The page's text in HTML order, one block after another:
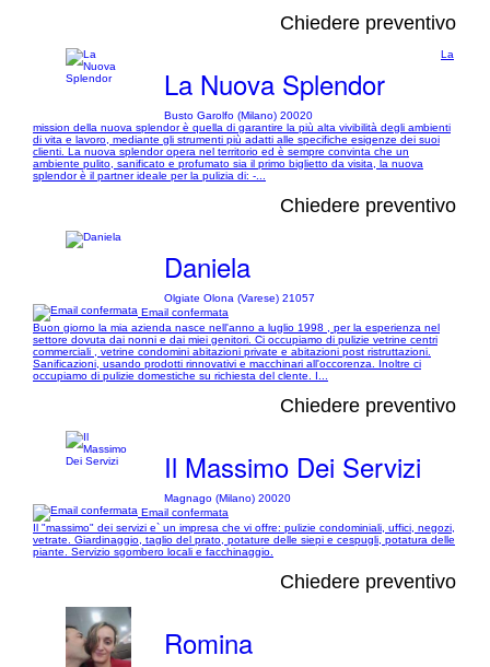
Chiedere preventivo
La Nuova Splendor
Busto Garolfo (Milano) 20020
La
mission della nuova splendor è quella di garantire la più alta vivibilità degli ambienti
di vita e lavoro, mediante gli strumenti più adatti alle specifiche esigenze dei suoi
clienti. La nuova splendor opera nel territorio ed è sempre convinta che un
ambiente pulito, sanificato e profumato sia il primo biglietto da visita, la nuova
splendor è il partner ideale per la pulizia di: -...
Chiedere preventivo
Daniela
Olgiate Olona (Varese) 21057
Email confermata
Buon giorno la mia azienda nasce nell'anno a luglio 1998 , per la esperienza nel
settore dovuta dai nonni e dai miei genitori. Ci occupiamo di pulizie vetrine centri
commerciali , vetrine condomini abitazioni private e abitazioni post ristruttazioni.
Sanificazioni, usando prodotti rinnovativi e macchinari all'occorenza. Inoltre ci
occupiamo di pulizie domestiche su richiesta del clente. I...
Chiedere preventivo
Il Massimo Dei Servizi
Magnago (Milano) 20020
Email confermata
Il "massimo" dei servizi e` un impresa che vi offre: pulizie condominiali, uffici, negozi,
vetrate. Giardinaggio, taglio del prato, potature delle siepi e cespugli, potatura delle
piante. Servizio sgombero locali e facchinaggio.
Chiedere preventivo
Romina